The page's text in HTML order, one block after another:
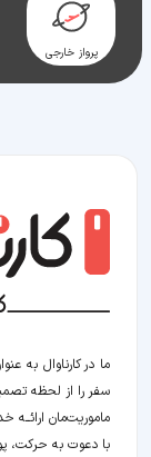
پرواز خارجی
ما در کارناوال به
سفر را از لحظه‌
ماموریت‌مان
با دعوت به حرکت،